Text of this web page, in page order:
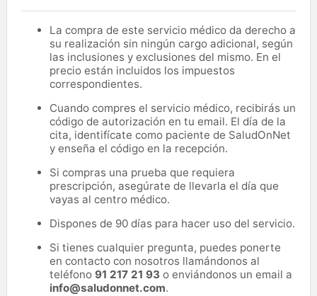
La compra de este servicio médico da derecho a
su realización sin ningún cargo adicional, según
las inclusiones y exclusiones del mismo. En el
precio están incluidos los impuestos
correspondientes.
Cuando compres el servicio médico, recibirás un
código de autorización en tu email. El día de la
cita, identifícate como paciente de SaludOnNet
y enseña el código en la recepción.
Si compras una prueba que requiera
prescripción, asegúrate de llevarla el día que
vayas al centro médico.
Dispones de 90 días para hacer uso del servicio.
Si tienes cualquier pregunta, puedes ponerte
en contacto con nosotros llamándonos al
teléfono 91 217 21 93 o enviándonos un email a
info@saludonnet.com.